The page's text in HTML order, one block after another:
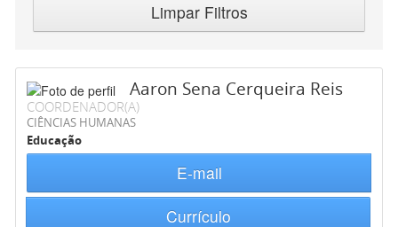
Limpar Filtros
Aaron Sena Cerqueira Reis
COORDENADOR(A)
CIÊNCIAS HUMANAS
Educação
E-mail
Currículo